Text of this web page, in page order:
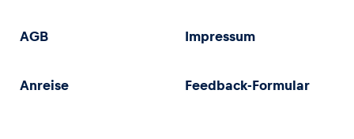
AGB Impressum
Anreise Feedback-Formular